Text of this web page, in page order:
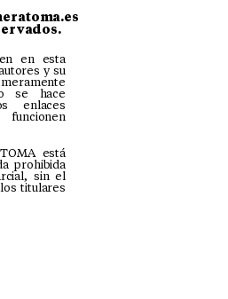
en esta
y su
se hace
enlaces
está
prohibida
sin el
titulares